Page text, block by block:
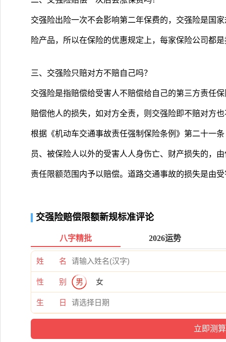
交强险出险一次不会影响第二年保费的，交强险是国
险产品，所以在保险的优惠规定上，每家保险公司都
三、交强险只赔对方不赔自己吗？
交强险是指赔偿给受害人不赔偿给自己的第三方责任
赔偿他人的损失，如对方全责，则交强险即不赔对方
根据《机动车交通事故责任强制保险条例》第二十一
员、被保险人以外的受害人人身伤亡、财产损失的，
责任限额范围内予以赔偿。道路交通事故的损失是由
交强险赔偿限额新规标准评论
八字精批 2026运势
姓 名
性 别 男 女
生 日